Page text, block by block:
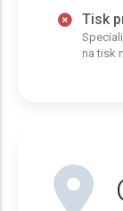
Tisk
na tisk